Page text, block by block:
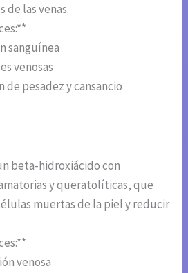
de las venas.
sanguínea
venosas
de pesadez y cansancio
beta-hidroxiácido con
y queratolíticas, que
muertas de la piel y reducir
venosa